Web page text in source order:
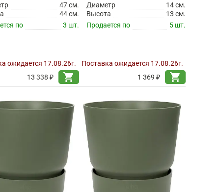
47 см.
44 см.
по
3 шт.
ожидается 17.08.26г.
13 338 ₽
shopping_cart
Диаметр
14 см.
Высота
13 см.
Продается по
5 шт.
Поставка ожидается 17.08.26г.
1 369 ₽
shopping_cart